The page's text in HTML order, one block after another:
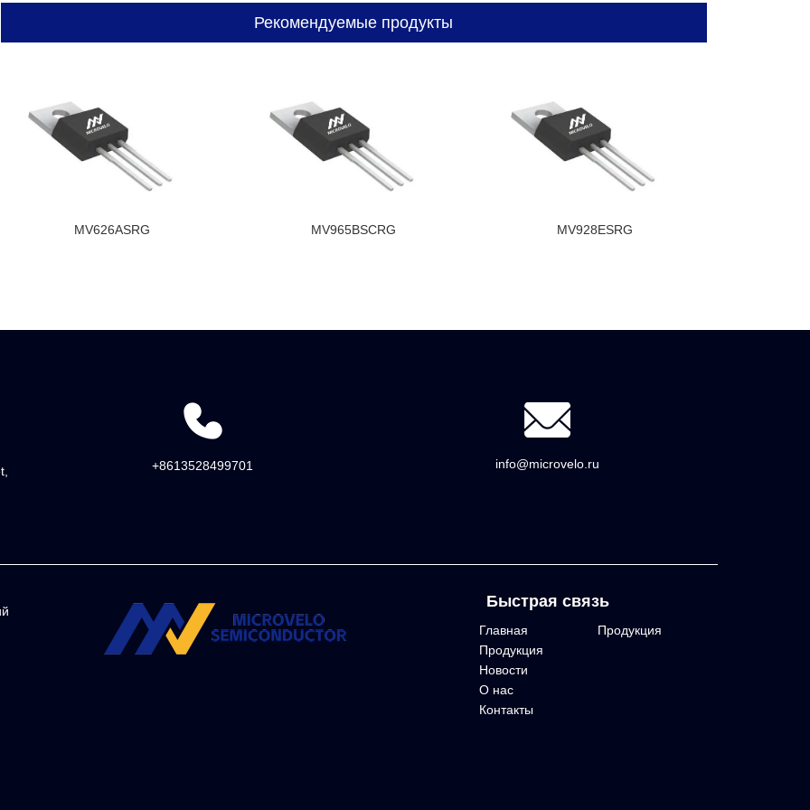
Рекомендуемые продукты
MV626ASRG MV965BSCRG MV928ESRG
+8613528499701 info@microvelo.ru
Быстрая связь
Главная
Продукция
Новости
О нас
Контакты
Продукция